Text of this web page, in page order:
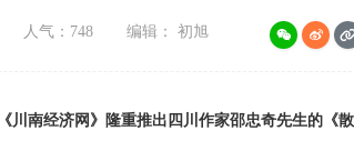
人气： 748 编辑： 初旭
川南经济网》隆重推出四川作家邵忠奇先生的《